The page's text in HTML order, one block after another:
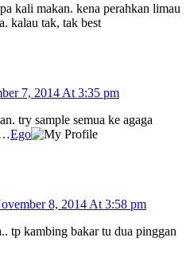
kali makan. kena perahkan limau
kalau tak, tak best
7, 2014 At 3:35 pm
try sample semua ke agaga
Ego
8, 2014 At 3:58 pm
tp kambing bakar tu dua pinggan